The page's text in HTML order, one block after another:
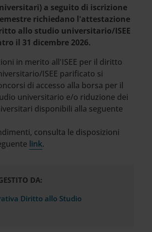
a seguito di iscrizione
richiedano l'attestazione
allo studio universitario/ISEE
il 31 dicembre 2026.
in merito all'ISEE per il diritto
ISEE parificato si
di accesso alla borsa per il
universitario e/o riduzione dei
disponibili alla seguente
consulta le disposizioni
link.
DA:
Diritto allo Studio